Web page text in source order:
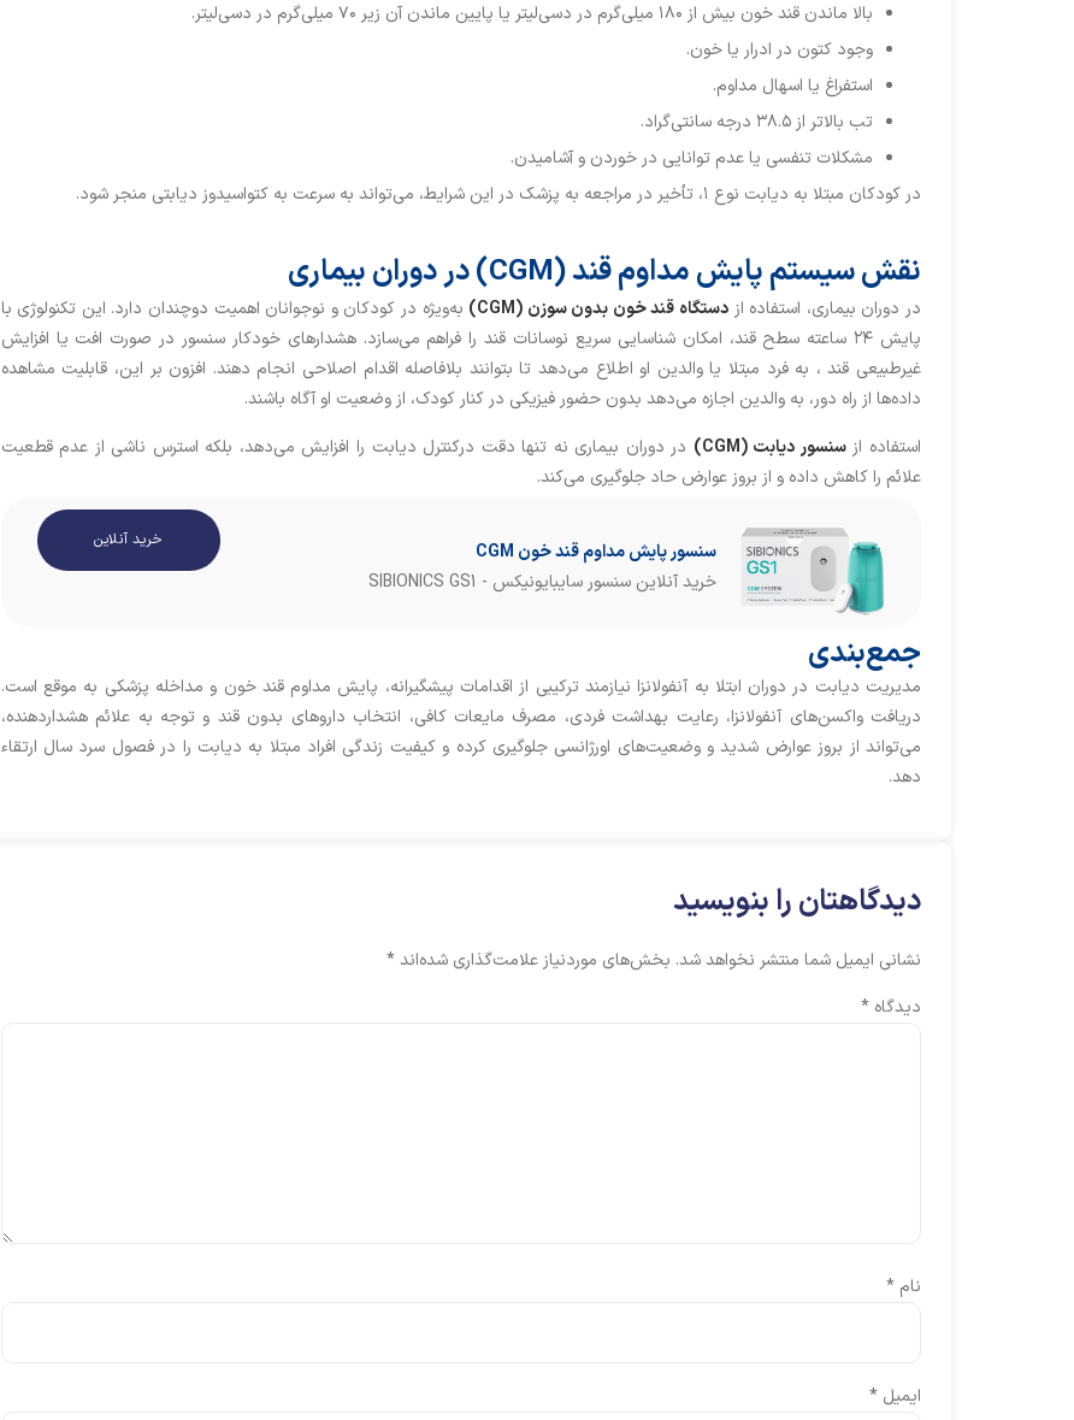
بالا ماندن قند خون بیش از ۱۸۰ میلی‌گرم در دسی‌لیتر یا پایین ماندن آن زیر ۷۰ میلی‌گرم در دسی‌لیتر.
وجود کتون در ادرار یا خون.
استفراغ یا اسهال مداوم.
تب بالاتر از ۳۸.۵ درجه سانتی‌گراد.
مشکلات تنفسی یا عدم توانایی در خوردن و آشامیدن.
در کودکان مبتلا به دیابت نوع ۱، تأخیر در مراجعه به پزشک در این شرایط، می‌تواند به سرعت به کتواسیدوز دیابتی منجر شود.
نقش سیستم پایش مداوم قند (CGM) در دوران بیماری
در دوران بیماری، استفاده از دستگاه قند خون بدون سوزن (CGM)
به‌ویژه در کودکان و نوجوانان اهمیت دوچندان دارد. این تکنولوژی با
پایش ۲۴ ساعته سطح قند، امکان شناسایی سریع نوسانات قند را فراهم می‌سازد. هشدارهای خودکار سنسور در صورت افت یا افزایش
غیرطبیعی قند ، به فرد مبتلا یا والدین او اطلاع می‌دهد تا بتوانند بلافاصله اقدام اصلاحی انجام دهند. افزون بر این، قابلیت مشاهده
داده‌ها از راه دور، به والدین اجازه می‌دهد بدون حضور فیزیکی در کنار کودک، از وضعیت او آگاه باشند.
استفاده ازسنسور دیابت (CGM)
در دوران بیماری نه ‌تنها دقت درکنترل دیابت را افزایش می‌دهد، بلکه استرس ناشی از عدم قطعیت
علائم را کاهش داده و از بروز عوارض حاد جلوگیری می‌کند.
سنسور پایش مداوم قند خون CGM
خرید آنلاین سنسور سایبایونیکس - SIBIONICS GS1
خرید آنلاین
جمع‌بندی
مدیریت دیابت در دوران ابتلا به آنفولانزا نیازمند ترکیبی از اقدامات پیشگیرانه، پایش مداوم قند خون و مداخله پزشکی به موقع است.
دریافت واکسن‌های آنفولانزا، رعایت بهداشت فردی، مصرف مایعات کافی، انتخاب داروهای بدون قند و توجه به علائم هشداردهنده،
می‌تواند از بروز عوارض شدید و وضعیت‌های اورژانسی جلوگیری کرده و کیفیت زندگی افراد مبتلا به دیابت را در فصول سرد سال ارتقاء
دهد.
دیدگاهتان را بنویسید
نشانی ایمیل شما منتشر نخواهد شد. بخش‌های موردنیاز علامت‌گذاری شده‌اند*
دیدگاه *
نام *
ایمیل *